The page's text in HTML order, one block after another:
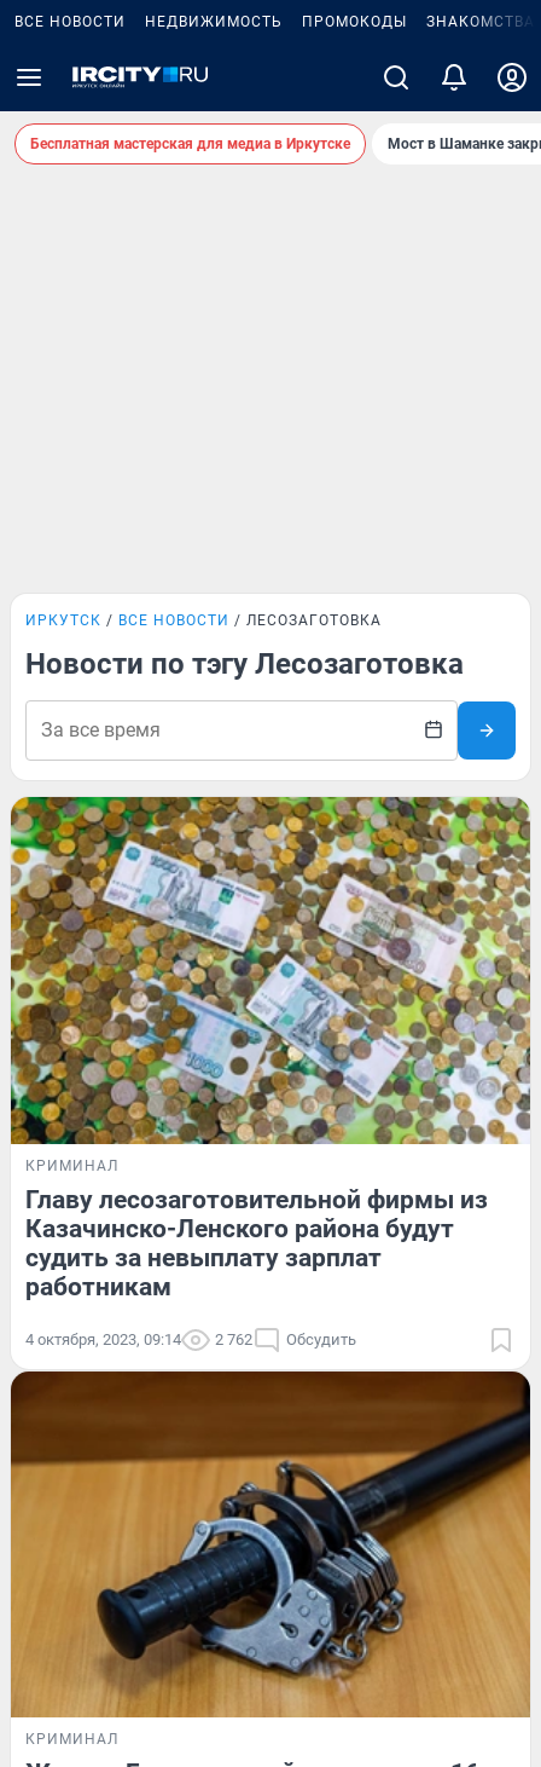
ВСЕ НОВОСТИ НЕДВИЖИМОСТЬ ПРОМОКОДЫ ЗНАКОМСТВА
Бесплатная мастерская для медиа в Иркутске Мост в Шаманке
ИРКУТСК ВСЕ НОВОСТИ ЛЕСОЗАГОТОВКА
Новости по тэгу Лесозаготовка
КРИМИНАЛ
Главу лесозаготовительной фирмы из
Казачинско-Ленского района будут
судить за невыплату зарплат
работникам
4 октября, 2023, 09:14 2 762 Обсудить
КРИМИНАЛ